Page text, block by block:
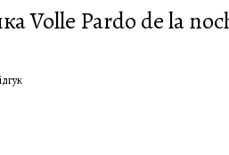
Volle Pardo de la